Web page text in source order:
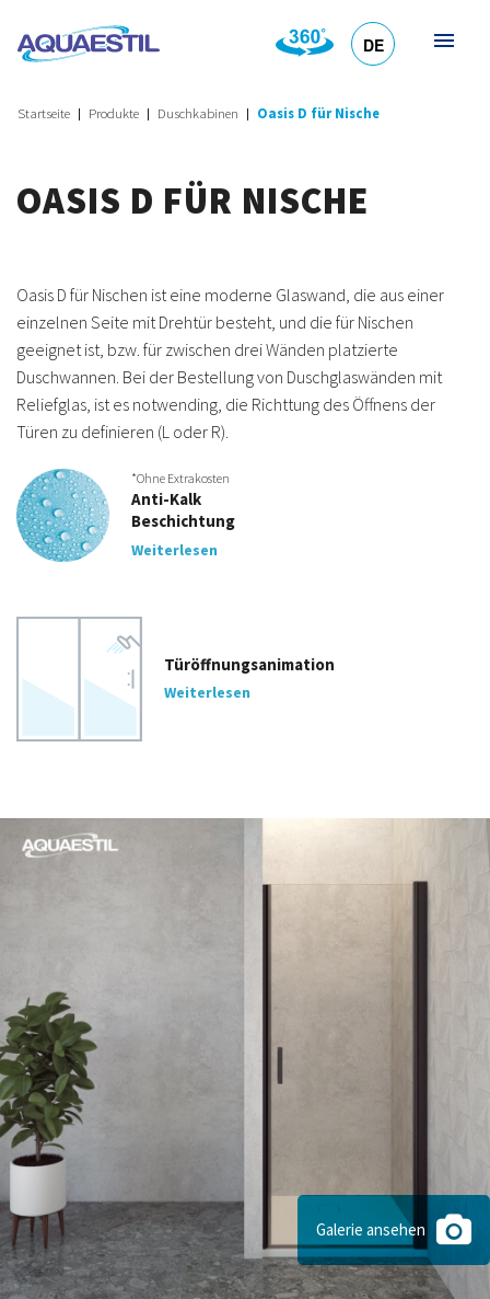
DE
Startseite Produkte Duschkabinen Oasis D für Nische
OASIS D FÜR NISCHE
Oasis D für Nischen ist eine moderne Glaswand, die aus einer
einzelnen Seite mit Drehtür besteht, und die für Nischen
geeignet ist, bzw. für zwischen drei Wänden platzierte
Duschwannen. Bei der Bestellung von Duschglaswänden mit
Reliefglas, ist es notwending, die Richttung des Öffnens der
Türen zu definieren (L oder R).
*Ohne Extrakosten
Anti-Kalk
Beschichtung
Weiterlesen
Türöffnungsanimation
Weiterlesen
Galerie ansehen